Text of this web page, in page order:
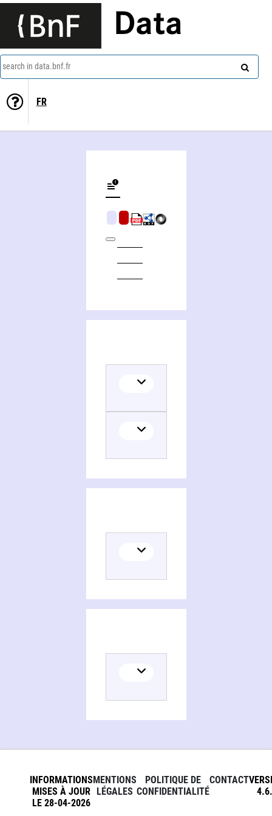
Data
search in data.bnf.fr
FR
INFORMATIONS
MISES À JOUR
LE 28-04-2026
MENTIONS
LÉGALES
POLITIQUE DE
CONFIDENTIALITÉ
CONTACT